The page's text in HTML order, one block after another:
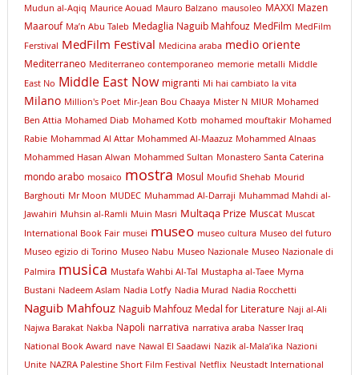
Mudun al-Aqiq Maurice Aouad Mauro Balzano mausoleo MAXXI Mazen
Maarouf Ma’n Abu Taleb Medaglia Naguib Mahfouz MedFilm MedFilm
Ferstival MedFilm Festival Medicina araba medio oriente
Mediterraneo Mediterraneo contemporaneo memorie metalli Middle
East No Middle East Now migranti Mi hai cambiato la vita
Milano Million's Poet Mir-Jean Bou Chaaya Mister N MIUR Mohamed
Ben Attia Mohamed Diab Mohamed Kotb mohamed mouftakir Mohamed
Rabie Mohammad Al Attar Mohammed Al-Maazuz Mohammed Alnaas
Mohammed Hasan Alwan Mohammed Sultan Monastero Santa Caterina
mondo arabo mosaico mostra Mosul Moufid Shehab Mourid
Barghouti Mr Moon MUDEC Muhammad Al-Darraji Muhammad Mahdi al-
Jawahiri Muhsin al-Ramli Muin Masri Multaqa Prize Muscat Muscat
International Book Fair musei museo museo cultura Museo del futuro
Museo egizio di Torino Museo Nabu Museo Nazionale Museo Nazionale di
Palmira musica Mustafa Wahbi Al-Tal Mustapha al-Taee Myrna
Bustani Nadeem Aslam Nadia Lotfy Nadia Murad Nadia Rocchetti
Naguib Mahfouz Naguib Mahfouz Medal for Literature Naji al-Ali
Najwa Barakat Nakba Napoli narrativa narrativa araba Nasser Iraq
National Book Award nave Nawal El Saadawi Nazik al-Mala’ika Nazioni
Unite NAZRA Palestine Short Film Festival Netflix Neustadt International